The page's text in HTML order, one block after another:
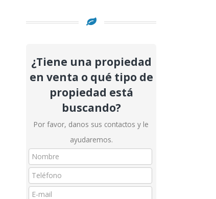
¿Tiene una propiedad
en venta o qué tipo de
propiedad está
buscando?
Por favor, danos sus contactos y le
ayudaremos.